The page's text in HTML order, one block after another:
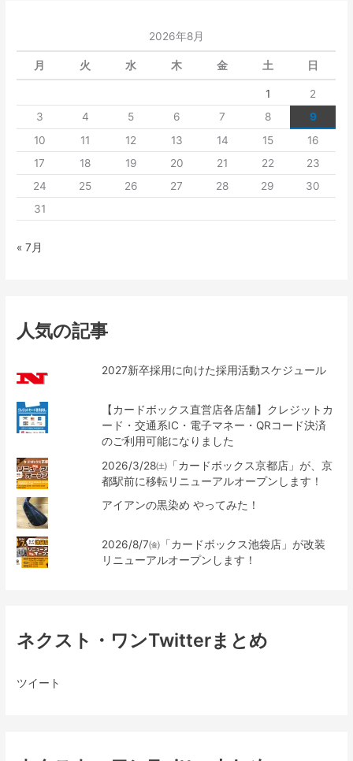
2026年8月
月 火 水 木 金 土 日
1
2
3
4 5 6 7 8
9
10
11 12 13 14 15
16
17
18 19 20 21 22
23
24
25 26 27 28 29
30
31
« 7月
人気の記事
2027新卒採用に向けた採用活動スケジュール
【カードボックス直営店各店舗】クレジットカ
ード・交通系IC・電子マネー・QRコード決済
のご利用可能になりました
2026/3/28㈯「カードボックス京都店」が、京
都駅前に移転リニューアルオープンします！
アイアンの黒染め やってみた！
2026/8/7㈮「カードボックス池袋店」が改装
リニューアルオープンします！
ネクスト・ワンTwitterまとめ
ツイート